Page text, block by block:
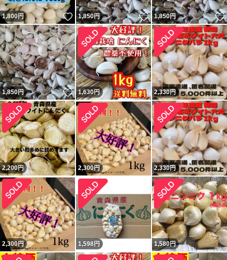
1,800円 いいね！
1,850円 いいね！
1,850円
1,850円 いいね！
1,630円 2,330円
2,200円 2,300円 2,330円
2,300円 1,598円 1,580円